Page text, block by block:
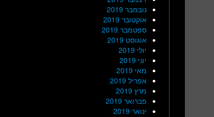
נובמבר 2019
אוקטובר 2019
ספטמבר 2019
אוגוסט 2019
יולי 2019
יוני 2019
מאי 2019
אפריל 2019
מרץ 2019
פברואר 2019
ינואר 2019